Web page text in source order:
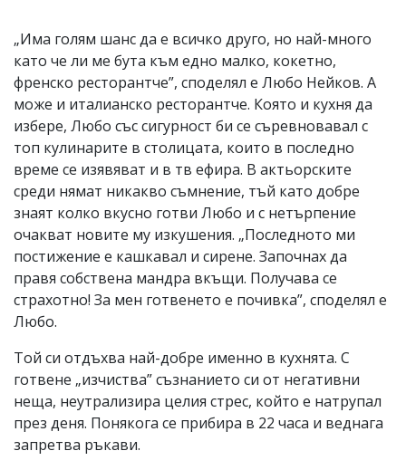
„Има голям шанс да е всичко друго, но най-много
като че ли ме бута към едно малко, кокетно,
френско ресторантче”, споделял е Любо Нейков. А
може и италианско ресторантче. Която и кухня да
избере, Любо със сигурност би се съревновавал с
топ кулинарите в столицата, които в последно
време се изявяват и в тв ефира. В актьорските
среди нямат никакво съмнение, тъй като добре
знаят колко вкусно готви Любо и с нетърпение
очакват новите му изкушения. „Последното ми
постижение е кашкавал и сирене. Започнах да
правя собствена мандра вкъщи. Получава се
страхотно! За мен готвенето е почивка”, споделял е
Любо.
Той си отдъхва най-добре именно в кухнята. С
готвене „изчиства” съзнанието си от негативни
неща, неутрализира целия стрес, който е натрупал
през деня. Понякога се прибира в 22 часа и веднага
запретва ръкави.